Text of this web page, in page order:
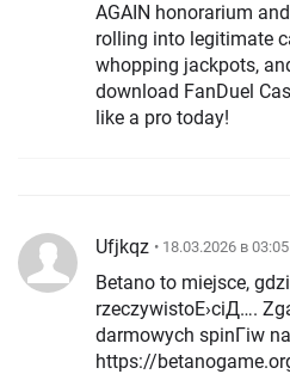
AGAIN honorarium
rolling into legitimate cash
whopping jackpots,
download FanDuel
like a pro today!
Ufjkqz • 18.03.2026 в 03:05
Betano to miejsce,
rzeczywistoЕ›ciД….
darmowych spinГіw
https://